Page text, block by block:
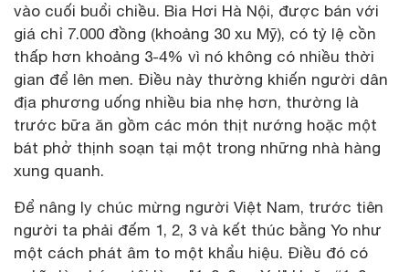
vào cuối buổi chiều. Bia Hơi Hà Nội, được bán với
giá chỉ 7.000 đồng (khoảng 30 xu Mỹ), có tỷ lệ cồn
thấp hơn khoảng 3-4% vì nó không có nhiều thời
gian để lên men. Điều này thường khiến người dân
địa phương uống nhiều bia nhẹ hơn, thường là
trước bữa ăn gồm các món thịt nướng hoặc một
bát phở thịnh soạn tại một trong những nhà hàng
xung quanh.
Để nâng ly chúc mừng người Việt Nam, trước tiên
người ta phải đếm 1, 2, 3 và kết thúc bằng Yo như
một cách phát âm to một khẩu hiệu. Điều đó có